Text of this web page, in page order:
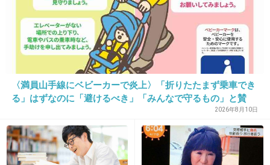
5件の返信
+689 -15
30. 匿名2020/02/11(火) 08:41:38
鬼ちゃんの俳優みたいにチョイブス個性派で売
+48 -11
〈満員山手線にベビーカーで炎上〉「折りたたまず乗車でき
る」はずなのに「避けるべき」「みんなで守るもの」と賛
2026年8月10日